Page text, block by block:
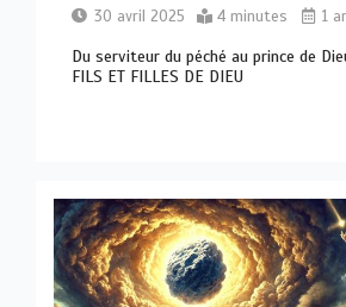
30 avril 2025 4 minutes 1
Du serviteur du péché au prince de
FILS ET FILLES DE DIEU